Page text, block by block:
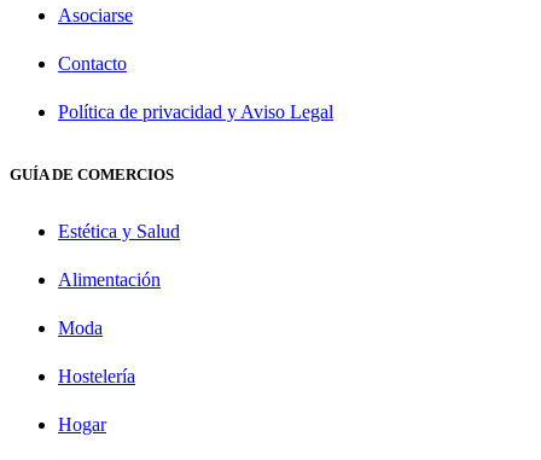
Asociarse
Contacto
Política de privacidad y Aviso Legal
GUÍA DE COMERCIOS
Estética y Salud
Alimentación
Moda
Hostelería
Hogar